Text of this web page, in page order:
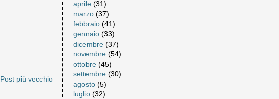
Post più vecchio
aprile (31)
marzo (37)
febbraio (41)
gennaio (33)
dicembre (37)
novembre (54)
ottobre (45)
settembre (30)
agosto (5)
luglio (32)